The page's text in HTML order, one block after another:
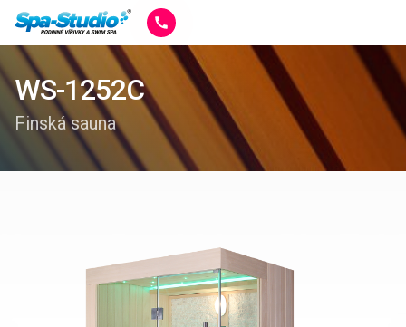
WS-1252C
Finská sauna